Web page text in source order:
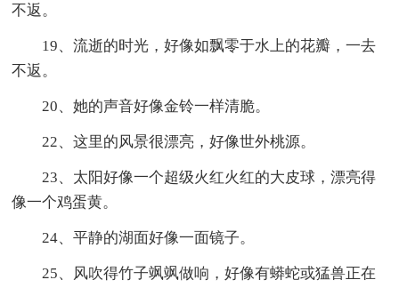
不返。
19、流逝的时光，好像如飘零于水上的花瓣，一去
不返。
20、她的声音好像金铃一样清脆。
22、这里的风景很漂亮，好像世外桃源。
23、太阳好像一个超级火红火红的大皮球，漂亮得
像一个鸡蛋黄。
24、平静的湖面好像一面镜子。
25、风吹得竹子飒飒做响，好像有蟒蛇或猛兽正在